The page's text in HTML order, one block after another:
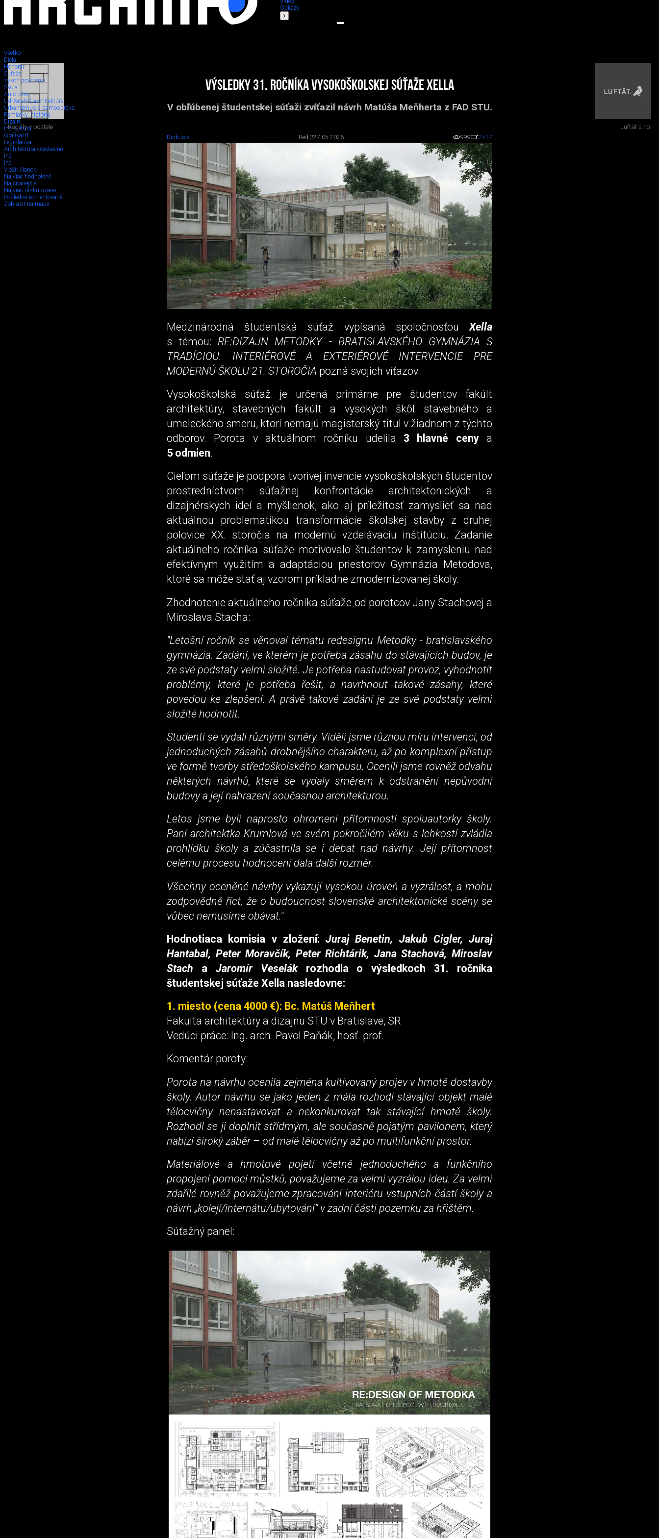
Odkazy
Všetko
Diela
Honorár
Súťaže
Výkon povolania
Škola
Autorstvo
Udržateľná architektúra
Urbanizmus a samospráva
Pamiatky, história
Dizajn
Iná kultúra
Grafika/IT
Legislatíva
Architektúra všeobecne
Iné
Iné
Vložiť článok
Najviac hodnotené
Najčítanejšie
Najviac diskutované
Posledné komentované
Zobraziť na mape
Výsledky 31. ročníka vysokoškolskej súťaže XELLA
V obľúbenej študentskej súťaži zvíťazil návrh Matúša Meňherta z FAD STU.
Diskusia Red 327.05.2026 999 2+17
Medzinárodná študentská súťaž vypísaná spoločnosťou Xella
s témou: RE:DIZAJN METODKY - BRATISLAVSKÉHO GYMNÁZIA S
TRADÍCIOU. INTERIÉROVÉ A EXTERIÉROVÉ INTERVENCIE PRE
MODERNÚ ŠKOLU 21. STOROČIA pozná svojich víťazov.
Vysokoškolská súťaž je určená primárne pre študentov fakúlt
architektúry, stavebných fakúlt a vysokých škôl stavebného a
umeleckého smeru, ktorí nemajú magisterský titul v žiadnom z týchto
odborov. Porota v aktuálnom ročníku udelila 3 hlavné cenya
5 odmien.
Cieľom súťaže je podpora tvorivej invencie vysokoškolských študentov
prostredníctvom súťažnej konfrontácie architektonických a
dizajnérskych ideí a myšlienok, ako aj príležitosť zamyslieť sa nad
aktuálnou problematikou transformácie školskej stavby z druhej
polovice XX. storočia na modernú vzdelávaciu inštitúciu. Zadanie
aktuálneho ročníka súťaže motivovalo študentov k zamysleniu nad
efektívnym využitím a adaptáciou priestorov Gymnázia Metodova,
ktoré sa môže stať aj vzorom príkladne zmodernizovanej školy.
Zhodnotenie aktuálneho ročníka súťaže od porotcov Jany Stachovej a
Miroslava Stacha:
Regály + postele Luftät s.r.o.
"Letošní ročník se věnoval tématu redesignu Metodky - bratislavského
gymnázia. Zadání, ve kterém je potřeba zásahu do stávajících budov, je
ze své podstaty velmi složité. Je potřeba nastudovat provoz, vyhodnotit
problémy, které je potřeba řešit, a navrhnout takové zásahy, které
povedou ke zlepšení. A právě takové zadání je ze své podstaty velmi
složité hodnotit.
Studenti se vydali různými směry. Viděli jsme různou míru intervencí, od
jednoduchých zásahů drobnějšího charakteru, až po komplexní přístup
ve formě tvorby středoškolského kampusu. Ocenili jsme rovněž odvahu
některých návrhů, které se vydaly směrem k odstranění nepůvodní
budovy a její nahrazení současnou architekturou.
Letos jsme byli naprosto ohromeni přítomností spoluautorky školy.
Paní architektka Krumlová ve svém pokročilém věku s lehkostí zvládla
prohlídku školy a zúčastnila se i debat nad návrhy. Její přítomnost
celému procesu hodnocení dala další rozměr.
Všechny oceněné návrhy vykazují vysokou úroveň a vyzrálost, a mohu
zodpovědně říct, že o budoucnost slovenské architektonické scény se
vůbec nemusíme obávat."
Hodnotiaca komisia v zložení: Juraj Benetin, Jakub Cigler, Juraj
Hantabal, Peter Moravčík, Peter Richtárik, Jana Stachová, Miroslav
Stach a Jaromír Veselákrozhodla o výsledkoch 31. ročníka
študentskej súťaže Xella nasledovne:
1. miesto (cena 4000 €): Bc. Matúš Meňhert
Fakulta architektúry a dizajnu STU v Bratislave, SR
Vedúci práce: Ing. arch. Pavol Paňák, hosť. prof.
Komentár poroty:
Porota na návrhu ocenila zejména kultivovaný projev v hmotě dostavby
školy. Autor návrhu se jako jeden z mála rozhodl stávající objekt malé
tělocvičny nenastavovat a nekonkurovat tak stávající hmotě školy.
Rozhodl se ji doplnit střídmým, ale současně pojatým pavilonem, který
nabízí široký záběr – od malé tělocvičny až po multifunkční prostor.
Materiálové a hmotové pojetí včetně jednoduchého a funkčního
propojení pomocí můstků, považujeme za velmi vyzrálou ideu. Za velmi
zdařilé rovněž považujeme zpracování interiéru vstupních částí školy a
návrh „kolejí/internátu/ubytování“ v zadní části pozemku za hřištěm.
Súťažný panel: